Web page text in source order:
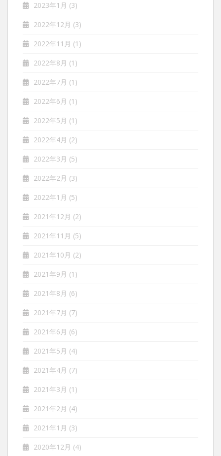
2023年1月 (3)
2022年12月 (3)
2022年11月 (1)
2022年8月 (1)
2022年7月 (1)
2022年6月 (1)
2022年5月 (1)
2022年4月 (2)
2022年3月 (5)
2022年2月 (3)
2022年1月 (5)
2021年12月 (2)
2021年11月 (5)
2021年10月 (2)
2021年9月 (1)
2021年8月 (6)
2021年7月 (7)
2021年6月 (6)
2021年5月 (4)
2021年4月 (7)
2021年3月 (1)
2021年2月 (4)
2021年1月 (3)
2020年12月 (4)